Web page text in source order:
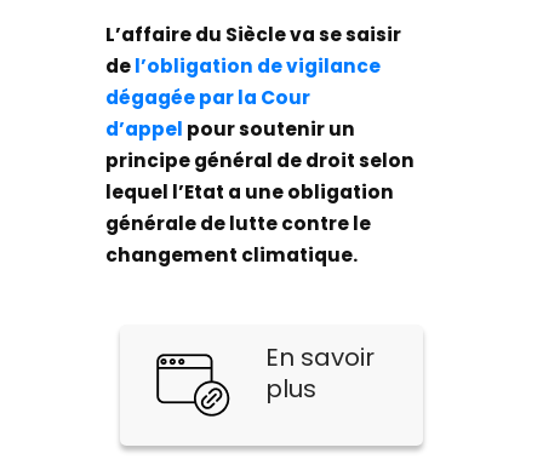
L’affaire du Siècle va se saisir
del’obligation de vigilance
dégagée par la Cour
d’appel pour soutenir un
principe général de droit selon
lequel l’Etat a une obligation
générale de lutte contre le
changement climatique.
En savoir
plus